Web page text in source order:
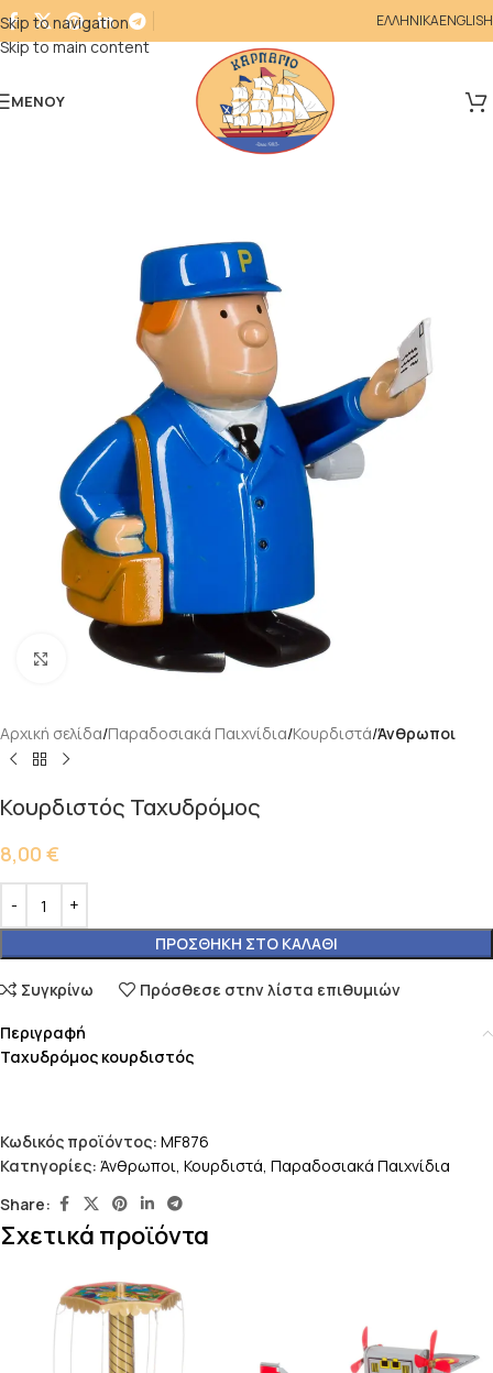
Skip to navigation
Skip to main content
ΕΛΛΗΝΙΚΑENGLISH
ΜΕΝΟΎ
Κάντε κλικ για μεγέθυνση
Αρχική σελίδα Παραδοσιακά Παιχνίδια Κουρδιστά Άνθρωποι
Κουρδιστός Ταχυδρόμος
8,00 €
ΠΡΟΣΘΉΚΗ ΣΤΟ ΚΑΛΆΘΙ
Συγκρίνω Πρόσθεσε στην λίστα επιθυμιών
Περιγραφή
Ταχυδρόμος κουρδιστός
Κωδικός προϊόντος: MF876
Κατηγορίες: Άνθρωποι, Κουρδιστά, Παραδοσιακά Παιχνίδια
Share:
Σχετικά προϊόντα